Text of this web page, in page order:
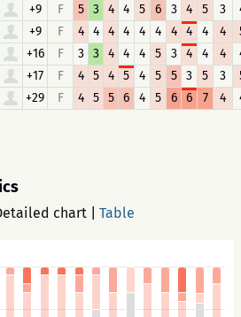
+9 F 5 3 4 4 5 6 3 4 5 3
+9 F 4 4 4 4 4 4 4 4 4 4
+16 F 3 3 4 4 4 5 3 4 4 4
+17 F 4 5 4 5 4 5 5 3 5 3
+29 F 4 5 5 6 4 5 6 6 7 4
chart Table